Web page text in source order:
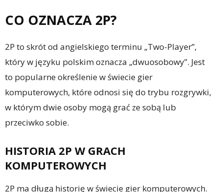
CO OZNACZA 2P?
2P to skrót od angielskiego terminu „Two-Player”,
który w języku polskim oznacza „dwuosobowy”. Jest
to popularne określenie w świecie gier
komputerowych, które odnosi się do trybu rozgrywki,
w którym dwie osoby mogą grać ze sobą lub
przeciwko sobie.
HISTORIA 2P W GRACH
KOMPUTEROWYCH
2P ma długą historię w świecie gier komputerowych.